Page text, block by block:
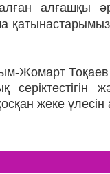
Жомарт Тоқаев
серіктестігін
жеке үлесін